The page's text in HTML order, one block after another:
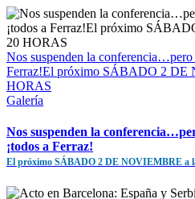
Nos suspenden la conferencia…pero
Ferraz!El próximo SÁBADO 2 DE
HORAS
Galería
Nos suspenden la
¡todos a Ferraz!
El próximo SÁBADO 2 DE NOVIEMBRE a